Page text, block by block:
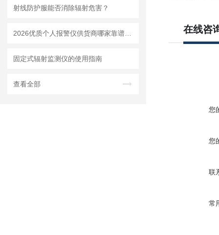
射线防护服能否消除辐射危害？
固定式辐射监测仪的使用指南
查看全部
在线咨
您
您
联
常